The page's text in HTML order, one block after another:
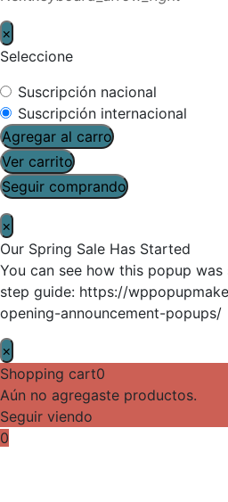
×
Seleccione
Suscripción nacional
Suscripción internacional
Agregar al carro
Ver carrito
Seguir comprando
×
Our Spring Sale Has Started
You can see how this popup
step guide: https://
opening-announcement-popups/
×
Shopping cart0
Aún no agregaste productos.
Seguir viendo
0